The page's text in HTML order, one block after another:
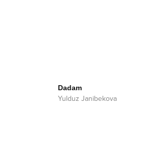
Dadam
Yulduz Janibekova